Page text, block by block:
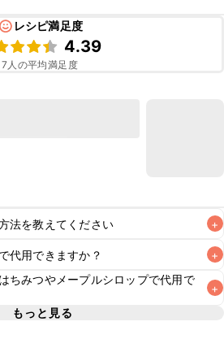
レシピ満足度
4.39
7 人の平均満足度
法を教えてください +
をご紹介しています。お好みのラッ
代用できますか？ +
くきれいに仕上げるためのポイント
類の砂糖で代用せず、レシピ通りご
ちみつやメープルシロップで代用で
+
しまうため、粉糖をはちみつやメー
もっと見る